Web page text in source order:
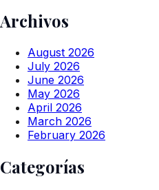
Archivos
August 2026
July 2026
June 2026
May 2026
April 2026
March 2026
February 2026
Categorías